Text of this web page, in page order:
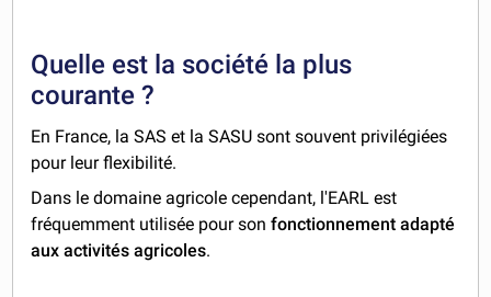
Quelle est la société la plus
courante ?
En France, la SAS et la SASU sont souvent privilégiées
pour leur flexibilité.
Dans le domaine agricole cependant, l'EARL est
fréquemment utilisée pour sonfonctionnement adapté
aux activités agricoles.